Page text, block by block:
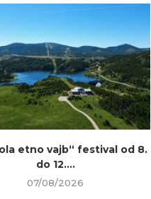
etno vajb“ festival od 8.
do 12....
07/08/2026